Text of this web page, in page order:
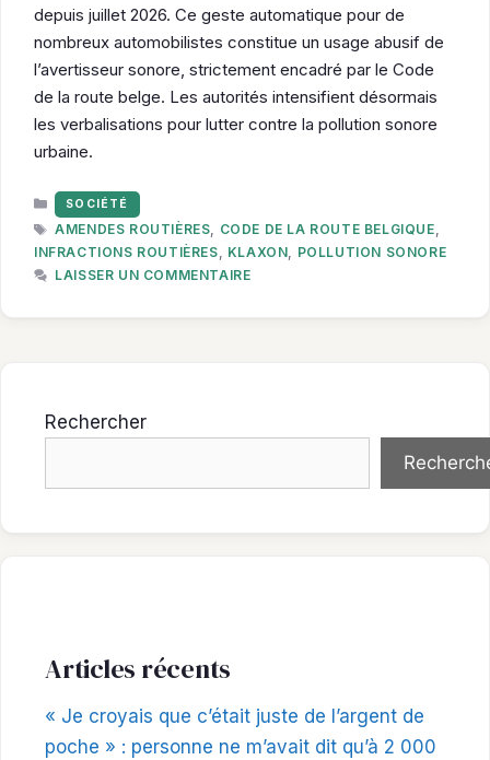
depuis juillet 2026. Ce geste automatique pour de
nombreux automobilistes constitue un usage abusif de
l’avertisseur sonore, strictement encadré par le Code
de la route belge. Les autorités intensifient désormais
les verbalisations pour lutter contre la pollution sonore
urbaine.
CATÉGORIES
SOCIÉTÉ
ÉTIQUETTES
AMENDES ROUTIÈRES, CODE DE LA ROUTE BELGIQUE,
INFRACTIONS ROUTIÈRES, KLAXON, POLLUTION SONORE
LAISSER UN COMMENTAIRE
Rechercher
Articles récents
« Je croyais que c’était juste de l’argent de
poche » : personne ne m’avait dit qu’à 2 000